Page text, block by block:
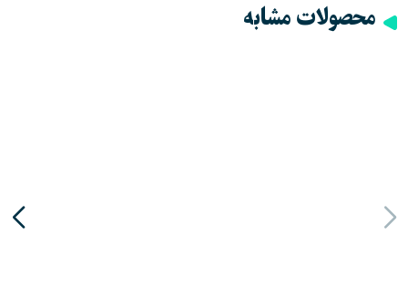
محصولات مشابه